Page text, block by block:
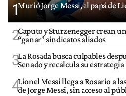
1Murió Jorge Messi, el papá de
2Caputo y Sturzenegger crean
“ganar” sindicatos aliados
3La Rosada busca culpables
Senado y recalcula su estrategia
4Lionel Messi llega a Rosario a
de Jorge Messi, sin acceso al